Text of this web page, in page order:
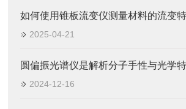
如何使用锥板流变仪测量材料的流变
2025-04-21
圆偏振光谱仪是解析分子手性与光学
2024-12-16